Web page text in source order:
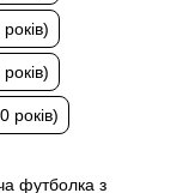
років)